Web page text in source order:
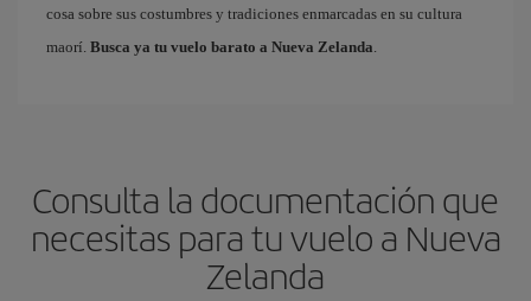
cosa sobre sus costumbres y tradiciones enmarcadas en su cultura
maorí. Busca ya tu vuelo barato a Nueva Zelanda
Consulta la documentación que
necesitas para tu vuelo a Nueva
Zelanda